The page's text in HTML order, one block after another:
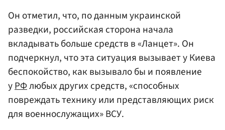
Он отметил, что, по данным украинской
разведки, российская сторона начала
вкладывать больше средств в «Ланцет». Он
подчеркнул, что эта ситуация вызывает у Киева
беспокойство, как вызывало бы и появление
уРФлюбых других средств, «способных
повреждать технику или представляющих риск
для военнослужащих» ВСУ.